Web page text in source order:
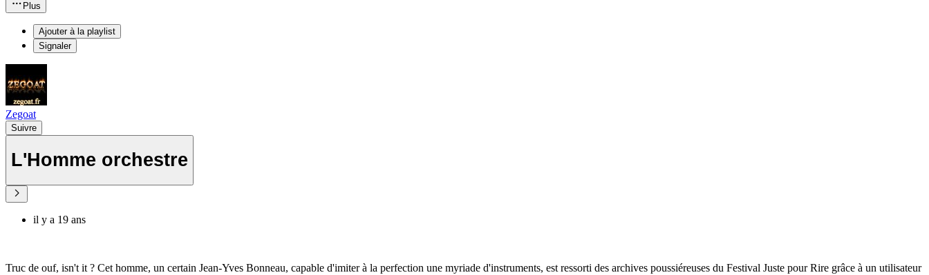
Plus
Ajouter à la playlist
Signaler
Zegoat
Suivre
L'Homme orchestre
il y a 19 ans
Truc de ouf, isn't it ? Cet homme, un certain Jean-Yves Bonneau, capable d'imiter à la perfection une myriade d'instruments, est ressorti des archives poussiéreuses du Festival Juste pour Rire grâce à un utilisateur